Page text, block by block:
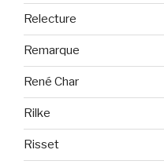
Relecture
Remarque
René Char
Rilke
Risset